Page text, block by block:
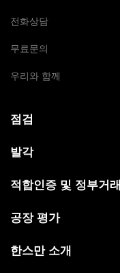
전화상담
무료문의
우리와 함께
점검
발각
적합인증 및 정부거래
공장 평가
한스만 소개